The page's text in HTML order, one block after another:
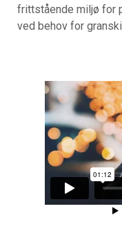
frittstående miljø for
ved behov for